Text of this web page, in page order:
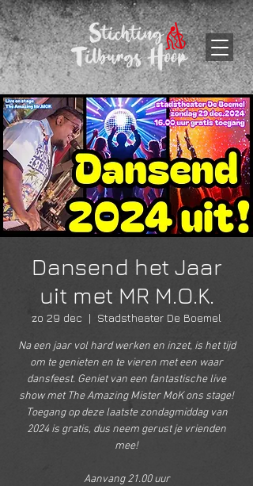
Dansend het Jaar
uit met MR M.O.K.
zo 29 dec
  |
Stadstheater De Boemel
Na een jaar vol hard werken en inzet, is het tijd
om te genieten en te vieren met een waar
dansfeest. Geniet van een fantastische live
show met The Amazing Mister MoK ons stage!
Toegang op deze laatste zondagmiddag van
2024 is gratis, dus neem gerust je vrienden
mee!
Aanvang 21.00 uur